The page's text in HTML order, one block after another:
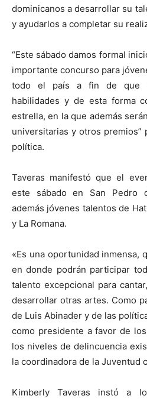
dominicanos a desarrollar su
y ayudarlos a completar su
“Este sábado damos formal
importante concurso para
todo el país a fin de que
habilidades y de esta forma
estrella, en la que además
universitarias y otros
política.
Taveras manifestó que el
este sábado en San Pedro
además jóvenes talentos de
y La Romana.
«Es una oportunidad inmensa,
en donde podrán participar
talento excepcional para
desarrollar otras artes. Como
de Luis Abinader y de las
como presidente a favor de
los niveles de delincuencia
la coordinadora de la Juventud
Kimberly Taveras instó a